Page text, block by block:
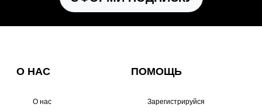
О НАС
О нас
ПОМОЩЬ
Зарегистрируйся